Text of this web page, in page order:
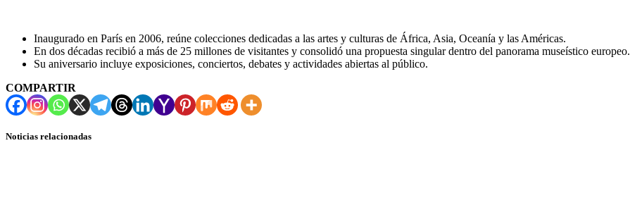
Inaugurado en París en 2006, reúne colecciones dedicadas a las artes y culturas de África, Asia, Oceanía y las Américas.
En dos décadas recibió a más de 25 millones de visitantes y consolidó una propuesta singular dentro del panorama museístico europeo.
Su aniversario incluye exposiciones, conciertos, debates y actividades abiertas al público.
COMPARTIR
Noticias relacionadas